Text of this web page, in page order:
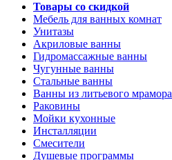
Товары со скидкой
Мебель для ванных комнат
Унитазы
Акриловые ванны
Гидромассажные ванны
Чугунные ванны
Стальные ванны
Ванны из литьевого мрамора
Раковины
Мойки кухонные
Инсталляции
Смесители
Душевые программы